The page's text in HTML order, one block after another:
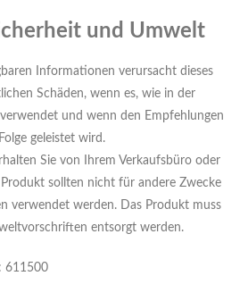
und Umwelt
Informationen verursacht dieses
Schäden, wenn es, wie in der
und wenn den Empfehlungen
geleistet wird.
Sie von Ihrem Verkaufsbüro oder
sollten nicht für andere Zwecke
verwendet werden. Das Produkt muss
entsorgt werden.
611500